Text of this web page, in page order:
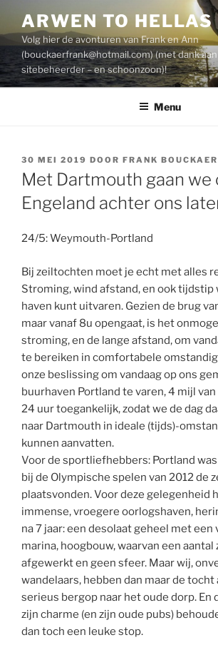
inhoud
ARWEN TO HELLAS
Volg hier de avonturen van Frank en Ann
(bouckaerfrank@hotmail.com) (met dank
sitebeheerder – en schoonzoon)!
Menu
GEPLAATST
OP
30 MEI 2019 DOOR FRANK
Met Dartmouth gaan we
Engeland achter ons
24/5: Weymouth-Portland
Bij zeiltochten moet je echt met alles
Stroming, wind afstand, en ook tijdstip
haven kunt uitvaren. Gezien de brug
maar vanaf 8u opengaat, is het
stroming, en de lange afstand, om
te bereiken in comfortabele
onze beslissing om vandaag op ons
buurhaven Portland te varen, 4 mijl van
24 uur toegankelijk, zodat we de dag
naar Dartmouth in ideale (tijds)-
kunnen aanvatten.
Voor de sportliefhebbers: Portland
bij de Olympische spelen van 2012 de
plaatsvonden. Voor deze gelegenheid
immense, vroegere oorlogshaven,
na 7 jaar: een desolaat geheel met een
marina, hoogbouw, waarvan een
afgewerkt en geen sfeer. Maar wij,
wandelaars, hebben dan maar de tocht
serieus bergop naar het oude dorp. En
zijn charme (en zijn oude pubs)
dan toch een leuke stop.